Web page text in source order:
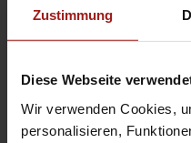
Zustimmung
Diese Webseite
Wir verwenden Cookies,
personalisieren,